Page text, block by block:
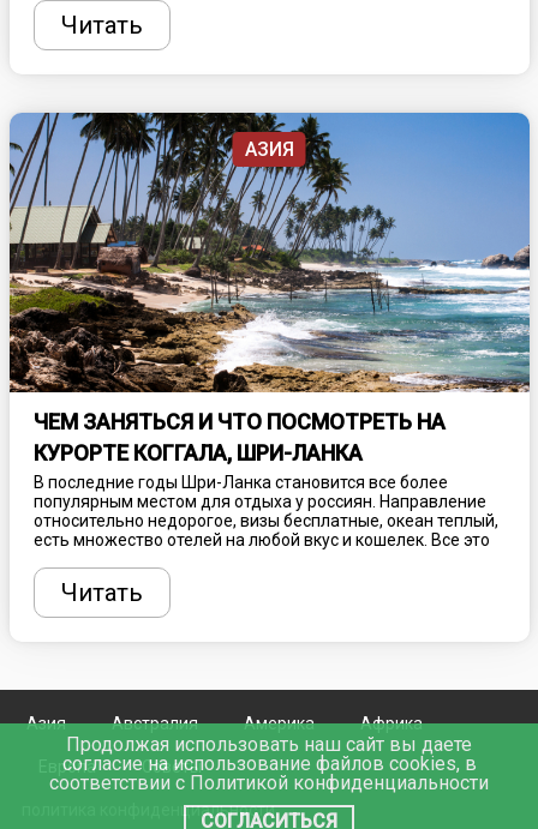
поражают воображение современного человека, интригуя
и вызывая неподдельный интерес. Благодаря таким
открытиями теперь мы знаем о десятках затерянных
Читать
АЗИЯ
ЧЕМ ЗАНЯТЬСЯ И ЧТО ПОСМОТРЕТЬ НА
КУРОРТЕ КОГГАЛА, ШРИ-ЛАНКА
В последние годы Шри-Ланка становится все более
популярным местом для отдыха у россиян. Направление
относительно недорогое, визы бесплатные, океан теплый,
есть множество отелей на любой вкус и кошелек. Все это
интересными достопримечательностями и потрясающими
природными заповедниками. Пляж Коггала,
расположенный на южном побережье острова, изобилует
увлекательные развлечения. Рассказываем, как
разнообразить ленивый пляжный отдых на курорте
Коггала.
Читать
Азия Австралия Америка Африка
Европа Советы
политика конфиденциальности
Продолжая использовать наш сайт вы даете
согласие на использование файлов cookies, в
соответствии с Политикой конфиденциальности
СОГЛАСИТЬСЯ